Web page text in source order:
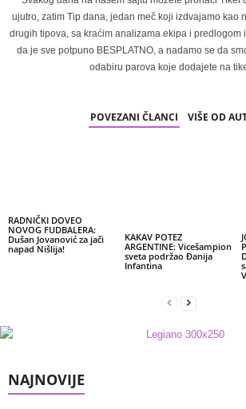
ujutro, zatim Tip dana, jedan meč koji izdvajamo kao
drugih tipova, sa kraćim analizama ekipa i predlogom
da je sve potpuno BESPLATNO, a nadamo se da
odabiru parova koje dodajete na
POVEZANI ČLANCI VIŠE OD
RADNIČKI DOVEO
NOVOG FUDBALERA:
Dušan Jovanović za jači
napad Nišlija!
KAKAV POTEZ
ARGENTINE: Vicešampion
sveta podržao Đanija
Infantina
NAJNOVIJE